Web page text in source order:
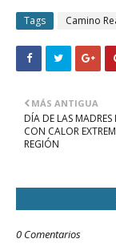
Tags Camino
MÁS ANTIGUA
DÍA DE LAS MADRES
CON CALOR
REGIÓN
0 Comentarios